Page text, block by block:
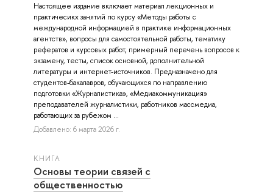
Настоящее издание включает материал лекционных и
практичесикх занятий по курсу «Методы работы с
международной информацией в практике информационных
агентств», вопросы для самостоятельной работы, тематику
рефератов и курсовых работ, примерный перечень вопросов к
экзамену, тесты, список основной, дополнительной
литературы и интернет-источников. Предназначено для
студентов-бакалавров, обучающихся по направлению
подготовки «Журналистика», «Медиакоммуникация»
преподавателей журналистики, работников массмедиа,
работающих за рубежом ...
Добавлено: 6 марта 2026 г.
КНИГА
Основы теории связей с
общественностью